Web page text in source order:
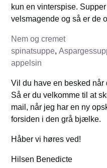
kun en vinterspise.
velsmagende og så er de
Nem og cremet
spinatsuppe,
appelsin
Vil du have en besked når
Så er du velkomme til at
mail, når jeg har en ny
forsiden i den grå bjælke.
Håber vi høres ved!
Hilsen Benedicte